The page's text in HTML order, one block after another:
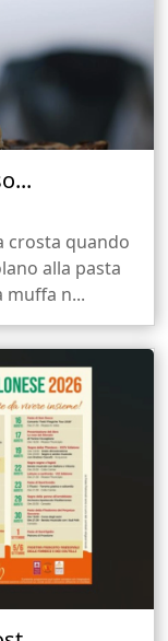
crosta quando
alla pasta
muffa n...